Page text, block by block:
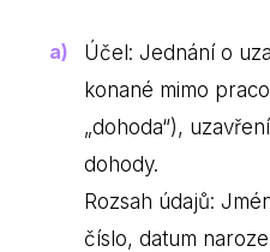
Účel: Jednání o
konané mimo
„dohoda“),
dohody.
Rozsah údajů:
číslo, datum